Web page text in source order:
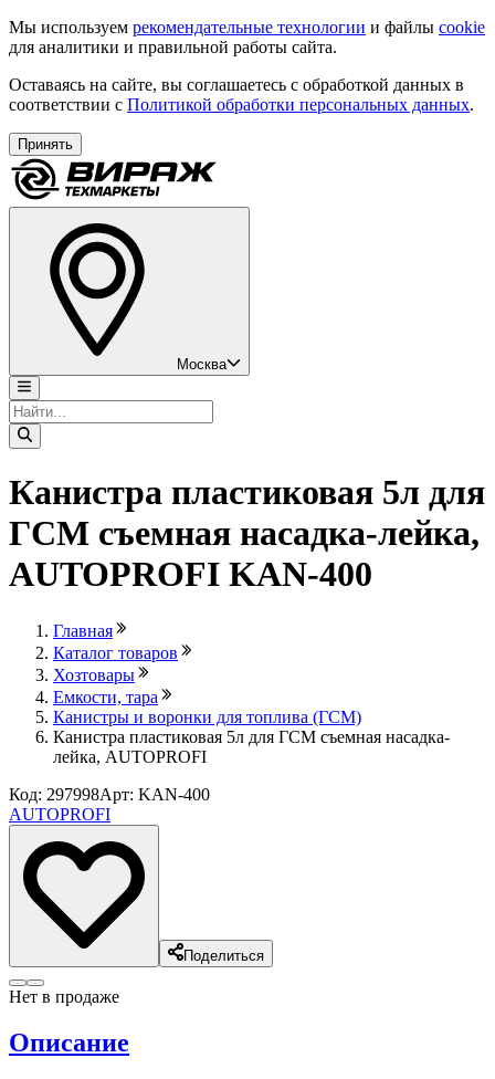
Мы используем рекомендательные технологии и файлы cookie
для аналитики и правильной работы сайта.
Оставаясь на сайте, вы соглашаетесь с обработкой данных в
соответствии с Политикой обработки персональных данных.
Принять
Москва
Канистра пластиковая 5л для
ГСМ съемная насадка-лейка,
AUTOPROFI KAN-400
Главная
Каталог товаров
Хозтовары
Емкости, тара
Канистры и воронки для топлива (ГСМ)
Канистра пластиковая 5л для ГСМ съемная насадка-
лейка, AUTOPROFI
Код: 297998Арт: KAN-400
AUTOPROFI
Поделиться
Нет в продаже
Описание